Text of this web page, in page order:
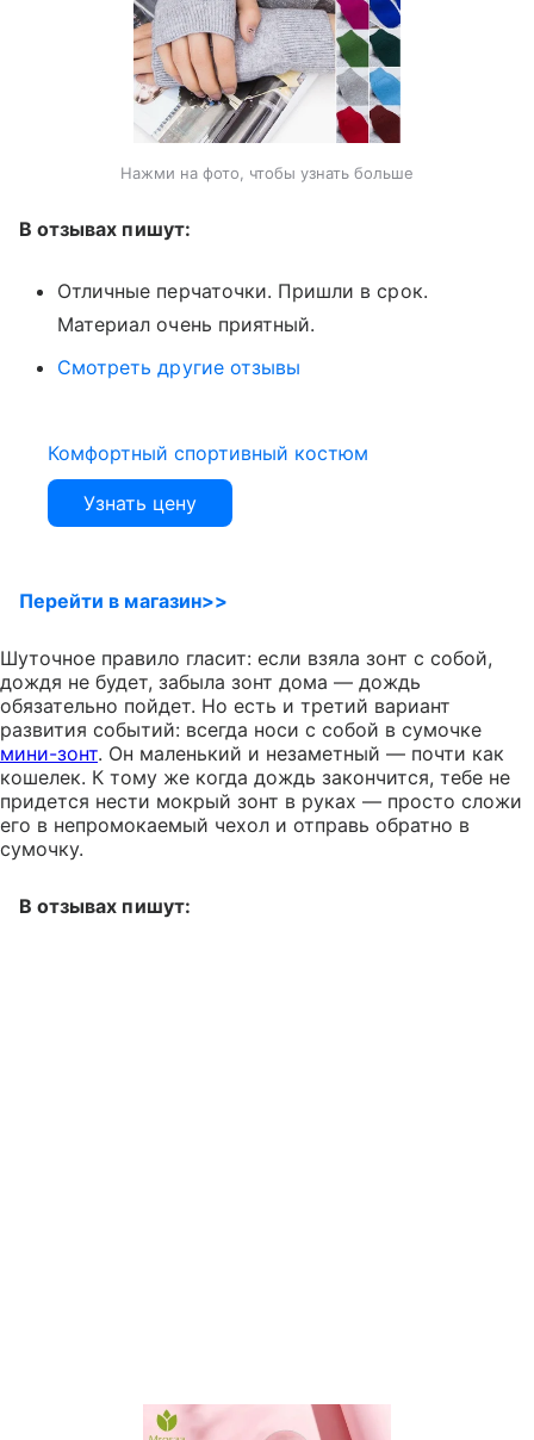
Нажми на фото, чтобы узнать больше
В отзывах пишут:
Отличные перчаточки. Пришли в срок.
Материал очень приятный.
Смотреть другие отзывы
Комфортный спортивный костюм
Узнать цену
Перейти в магазин>>
Шуточное правило гласит: если взяла зонт с собой,
дождя не будет, забыла зонт дома — дождь
обязательно пойдет. Но есть и третий вариант
развития событий: всегда носи с собой в сумочке
мини-зонт. Он маленький и незаметный — почти как
кошелек. К тому же когда дождь закончится, тебе не
придется нести мокрый зонт в руках — просто сложи
его в непромокаемый чехол и отправь обратно в
сумочку.
В отзывах пишут: